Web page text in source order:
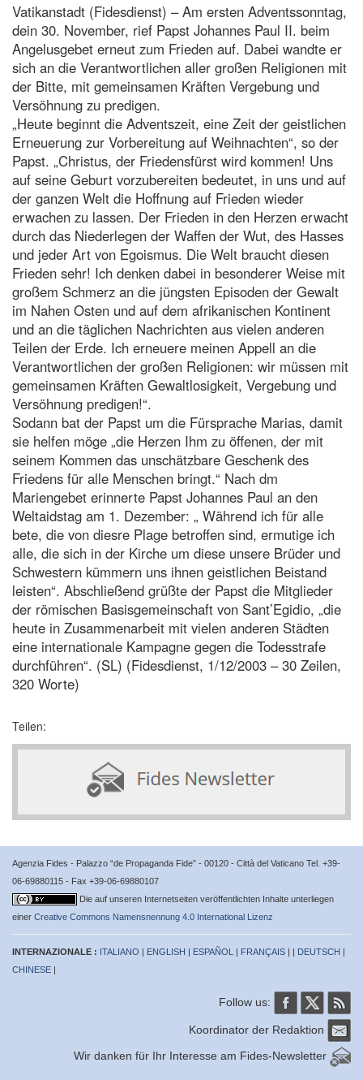
Vatikanstadt (Fidesdienst) – Am ersten Adventssonntag,
dein 30. November, rief Papst Johannes Paul II. beim
Angelusgebet erneut zum Frieden auf. Dabei wandte er
sich an die Verantwortlichen aller großen Religionen mit
der Bitte, mit gemeinsamen Kräften Vergebung und
Versöhnung zu predigen.
„Heute beginnt die Adventszeit, eine Zeit der geistlichen
Erneuerung zur Vorbereitung auf Weihnachten“, so der
Papst. „Christus, der Friedensfürst wird kommen! Uns
auf seine Geburt vorzubereiten bedeutet, in uns und auf
der ganzen Welt die Hoffnung auf Frieden wieder
erwachen zu lassen. Der Frieden in den Herzen erwacht
durch das Niederlegen der Waffen der Wut, des Hasses
und jeder Art von Egoismus. Die Welt braucht diesen
Frieden sehr! Ich denken dabei in besonderer Weise mit
großem Schmerz an die jüngsten Episoden der Gewalt
im Nahen Osten und auf dem afrikanischen Kontinent
und an die täglichen Nachrichten aus vielen anderen
Teilen der Erde. Ich erneuere meinen Appell an die
Verantwortlichen der großen Religionen: wir müssen mit
gemeinsamen Kräften Gewaltlosigkeit, Vergebung und
Versöhnung predigen!“.
Sodann bat der Papst um die Fürsprache Marias, damit
sie helfen möge „die Herzen Ihm zu öffenen, der mit
seinem Kommen das unschätzbare Geschenk des
Friedens für alle Menschen bringt.“ Nach dm
Mariengebet erinnerte Papst Johannes Paul an den
Weltaidstag am 1. Dezember: „ Während ich für alle
bete, die von diesre Plage betroffen sind, ermutige ich
alle, die sich in der Kirche um diese unsere Brüder und
Schwestern kümmern uns ihnen geistlichen Beistand
leisten“. Abschließend grüßte der Papst die Mitglieder
der römischen Basisgemeinschaft von Sant’Egidio, „die
heute in Zusammenarbeit mit vielen anderen Städten
eine internationale Kampagne gegen die Todesstrafe
durchführen“. (SL) (Fidesdienst, 1/12/2003 – 30 Zeilen,
320 Worte)
Teilen:
Agenzia Fides - Palazzo “de Propaganda Fide” - 00120 - Città del Vaticano Tel. +39-
06-69880115 - Fax +39-06-69880107
Die auf unseren Internetseiten veröffentlichten Inhalte unterliegen
einer Creative Commons Namensnennung 4.0 International Lizenz
INTERNAZIONALE : ITALIANO | ENGLISH | ESPAÑOL | FRANÇAIS | | DEUTSCH |
CHINESE |
Follow us:
Koordinator der Redaktion
Wir danken für Ihr Interesse am Fides-Newsletter